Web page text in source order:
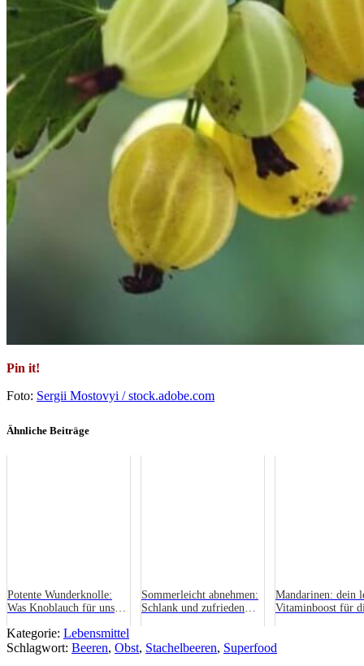
Pin it!
Foto: Sergii Mostovyi / stock.adobe.com
Ähnliche Beiträge
Potente Wunderknolle:
Was Knoblauch für unsere
Sommerleicht abnehmen:
Schlank und zufrieden
Mandarinen: dein
Vitaminboost für
Kategorie: Lebensmittel
Schlagwort: Beeren, Obst, Stachelbeeren, Superfood